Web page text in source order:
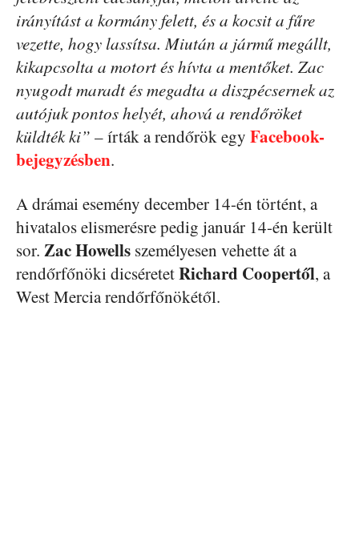
irányítást a kormány felett, és a kocsit a fűre
vezette, hogy lassítsa. Miután a jármű megállt,
kikapcsolta a motort és hívta a mentőket. Zac
nyugodt maradt és megadta a diszpécsernek az
autójuk pontos helyét, ahová a rendőröket
küldték ki” – írták a rendőrök egy Facebook-
bejegyzésben.
A drámai esemény december 14-én történt, a
hivatalos elismerésre pedig január 14-én került
sor. Zac Howells személyesen vehette át a
rendőrfőnöki dicséretetRichard Coopertől, a
West Mercia rendőrfőnökétől.